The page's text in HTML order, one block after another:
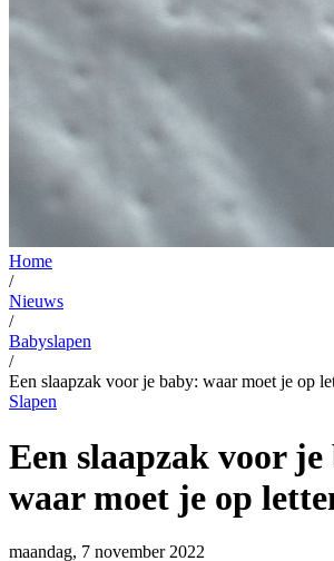
Home
/
Nieuws
/
Babyslapen
/
Een slaapzak voor je baby: waar moet je op
Slapen
Een slaapzak voor je
waar moet je op
maandag, 7 november 2022